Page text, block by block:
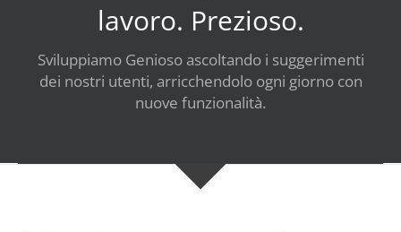
lavoro. Prezioso.
Sviluppiamo Genioso ascoltando i suggerimenti
dei nostri utenti, arricchendolo ogni giorno con
nuove funzionalità.